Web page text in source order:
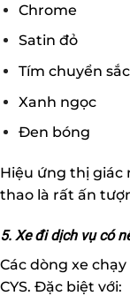
Chrome
Satin đỏ
Tím chuyển sắc
Xanh ngọc
Đen bóng
Hiệu ứng thị giác
thao là rất ấn
5. Xe đi dịch vụ có
Các dòng xe
CYS. Đặc biệt với: